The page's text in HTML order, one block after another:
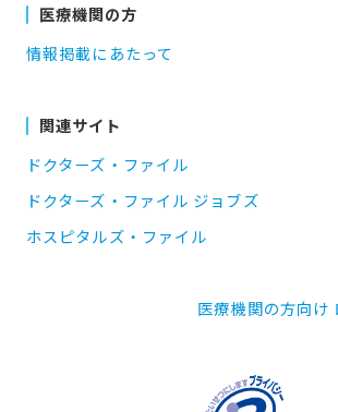
医療機関の方
情報掲載にあたって
関連サイト
ドクターズ・ファイル
ドクターズ・ファイル ジョブズ
ホスピタルズ・ファイル
医療機関の方向け